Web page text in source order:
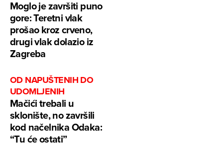
Moglo je završiti puno
gore: Teretni vlak
prošao kroz crveno,
drugi vlak dolazio iz
Zagreba
OD NAPUŠTENIH DO
UDOMLJENIH
Mačići trebali u
sklonište, no završili
kod načelnika Odaka:
“Tu će ostati”